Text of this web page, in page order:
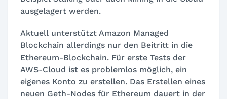
ausgelagert werden.
Aktuell unterstützt Amazon Managed
Blockchain allerdings nur den Beitritt in die
Ethereum-Blockchain. Für erste Tests der
AWS-Cloud ist es problemlos möglich, ein
eigenes Konto zu erstellen. Das Erstellen eines
neuen Geth-Nodes für Ethereum dauert in der